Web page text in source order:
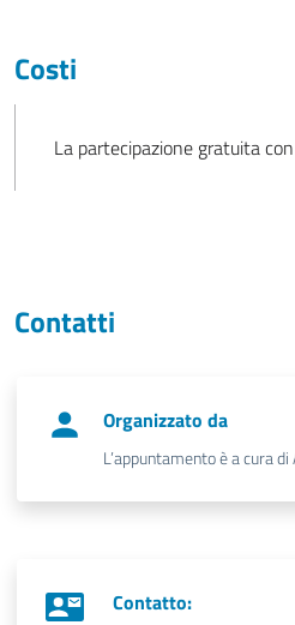
Costi
La partecipazione gratuita
Contatti
Organizzato da
L’appuntamento è a cura
Contatto: